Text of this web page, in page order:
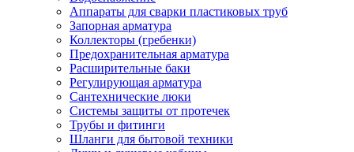
Аппараты для сварки пластиковых труб
Запорная арматура
Коллекторы (гребенки)
Предохранительная арматура
Расширительные баки
Регулирующая арматура
Сантехнические люки
Системы защиты от протечек
Трубы и фитинги
Шланги для бытовой техники